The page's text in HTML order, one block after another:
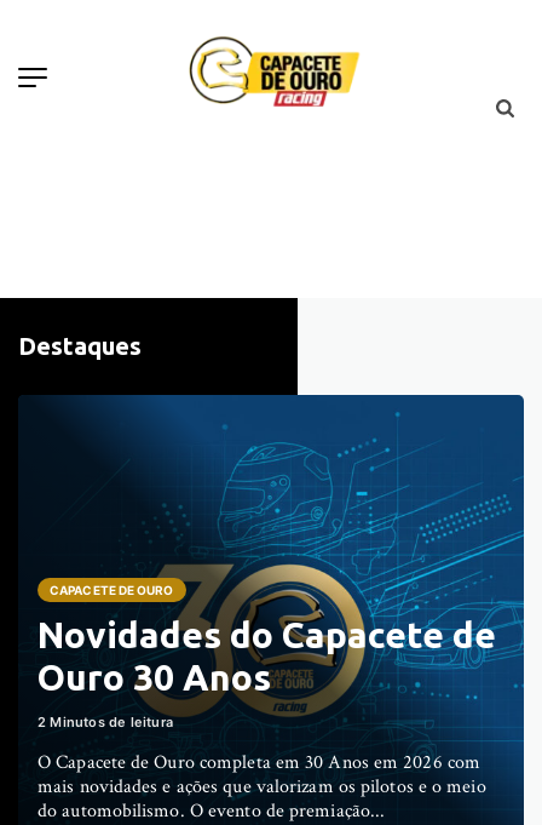
Destaques
CAPACETE DE OURO
Novidades do Capacete de
Ouro 30 Anos
2 Minutos de leitura
O Capacete de Ouro completa em 30 Anos em 2026 com
mais novidades e ações que valorizam os pilotos e o meio
do automobilismo. O evento de premiação...